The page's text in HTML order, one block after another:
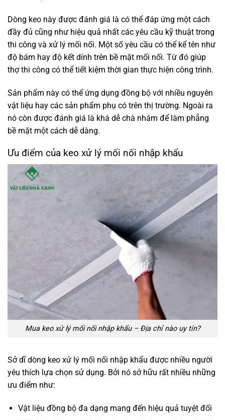
Dòng keo này được đánh giá là có thể đáp ứng một cách
đầy đủ cũng như hiệu quả nhất các yêu cầu kỹ thuật trong
thi công và xử lý mối nối. Một số yêu cầu có thể kể tên như
độ bám hay độ kết dính trên bề mặt mối nối. Từ đó giúp
thợ thi công có thể tiết kiệm thời gian thực hiện công trình.
Sản phẩm này có thể ứng dụng đồng bộ với nhiều nguyên
vật liệu hay các sản phẩm phụ có trên thị trường. Ngoài ra
nó còn được đánh giá là khá dễ chà nhám để làm phẳng
bề mặt một cách dễ dàng.
Ưu điểm của keo xử lý mối nối nhập khẩu
Mua keo xử lý mối nối nhập khẩu – Địa chỉ nào uy tín?
Sở dĩ dòng keo xử lý mối nối nhập khẩu được nhiều người
yêu thích lựa chọn sử dụng. Bởi nó sở hữu rất nhiều những
ưu điểm như:
Vật liệu đồng bộ đa dạng mang đến hiệu quả tuyệt đối